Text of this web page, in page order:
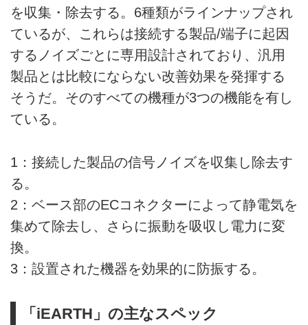
を収集・除去する。6種類がラインナップされ
ているが、これらは接続する製品/端子に起因
するノイズごとに専用設計されており、汎用
製品とは比較にならない改善効果を発揮する
そうだ。そのすべての機種が3つの機能を有し
ている。
1：接続した製品の信号ノイズを収集し除去す
る。
2：ベース部のECコネクターによって静電気を
集めて除去し、さらに振動を吸収し電力に変
換。
3：設置された機器を効果的に防振する。
「iEARTH」の主なスペック